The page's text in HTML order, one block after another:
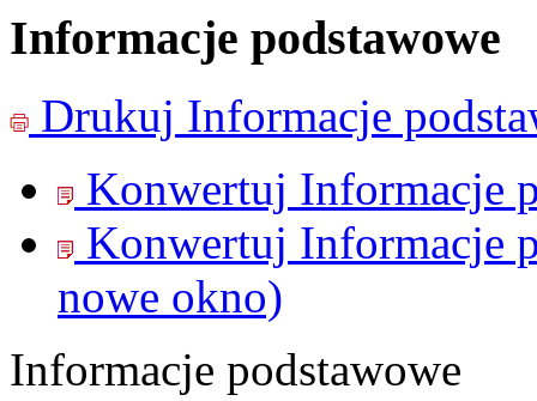
Informacje podstawowe
Drukuj Informacje
Konwertuj Informacje
Konwertuj Informacje
nowe okno)
Informacje podstawowe